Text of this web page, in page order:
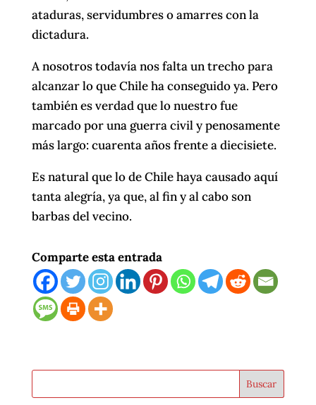
ataduras, servidumbres o amarres con la
dictadura.
A nosotros todavía nos falta un trecho para
alcanzar lo que Chile ha conseguido ya. Pero
también es verdad que lo nuestro fue
marcado por una guerra civil y penosamente
más largo: cuarenta años frente a diecisiete.
Es natural que lo de Chile haya causado aquí
tanta alegría, ya que, al fin y al cabo son
barbas del vecino.
Comparte esta entrada